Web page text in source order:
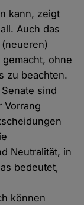
kann, zeigt
Auch das
ohne
zu beachten.
sind
Vorrang
Neutralität, in
bedeutet,
können